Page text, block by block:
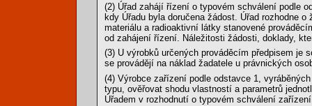
(2) Úřad zahájí řízení o typovém schválení podle
kdy Úřadu byla doručena žádost. Úřad rozhodne
materiálu a radioaktivní látky stanovené
od zahájení řízení. Náležitosti žádosti, doklady,
(3) U výrobků určených prováděcím předpisem je
se provádějí na náklad žadatele u právnických
(4) Výrobce zařízení podle odstavce 1,
typu, ověřovat shodu vlastností a parametrů
Úřadem v rozhodnutí o typovém schválení